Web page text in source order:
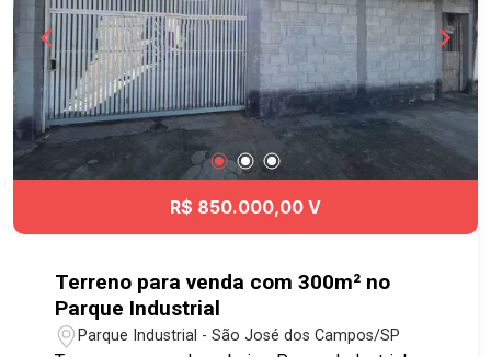
privilegiada em área de crescimento
Infraestrutura urbana consolidada Potencial de
valorização garantido Se você busca um terreno
para investir, desenvolver projetos imobiliários
ou lançar um novo empreendimento, essa é a
escolha certa. #imobiliária #geracaoimoveis
#parqueindustrial #áreaparavenda
R$ 850.000,00 V
Terreno para venda com 300m² no
Parque Industrial
Parque Industrial - São José dos Campos/SP